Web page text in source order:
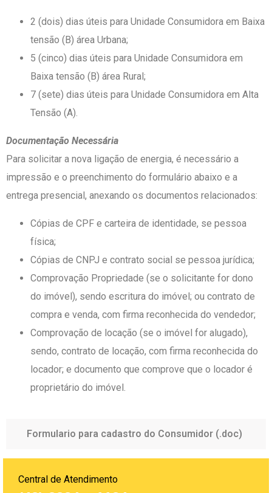
2 (dois) dias úteis para Unidade Consumidora em Baixa
tensão (B) área Urbana;
5 (cinco) dias úteis para Unidade Consumidora em
Baixa tensão (B) área Rural;
7 (sete) dias úteis para Unidade Consumidora em Alta
Tensão (A).
Documentação Necessária
Para solicitar a nova ligação de energia, é necessário a
impressão e o preenchimento do formulário abaixo e a
entrega presencial, anexando os documentos relacionados:
Cópias de CPF e carteira de identidade, se pessoa
física;
Cópias de CNPJ e contrato social se pessoa jurídica;
Comprovação Propriedade (se o solicitante for dono
do imóvel), sendo escritura do imóvel; ou contrato de
compra e venda, com firma reconhecida do vendedor;
Comprovação de locação (se o imóvel for alugado),
sendo, contrato de locação, com firma reconhecida do
locador; e documento que comprove que o locador é
proprietário do imóvel.
Formulario para cadastro do Consumidor (.doc)
Central de Atendimento